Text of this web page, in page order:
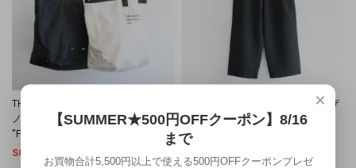
THE NORTH FACE PURPLE LABEL [ザ
ノース フェイス パープルレーベル]
''Field Tote Bag''
SOLD OUT
THE NORTH FACE PURPLE LABEL [ザ
ノース フェイス パープルレーベル]
''Field Slacks'' (MEN'S)
×
【SUMMER★500円OFFクーポン】8/16
まで
お買物合計5,500円以上で使える500円OFFクーポンプレゼ